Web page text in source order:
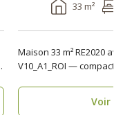
33 m²
Maison 33 m² RE2020
V10_A1_ROI —
Voir